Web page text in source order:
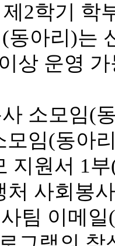
2학기 학
(동아리)는
상 운영
소모임(
모임(동아
지원서 1부
처 사회봉
팀 이메일